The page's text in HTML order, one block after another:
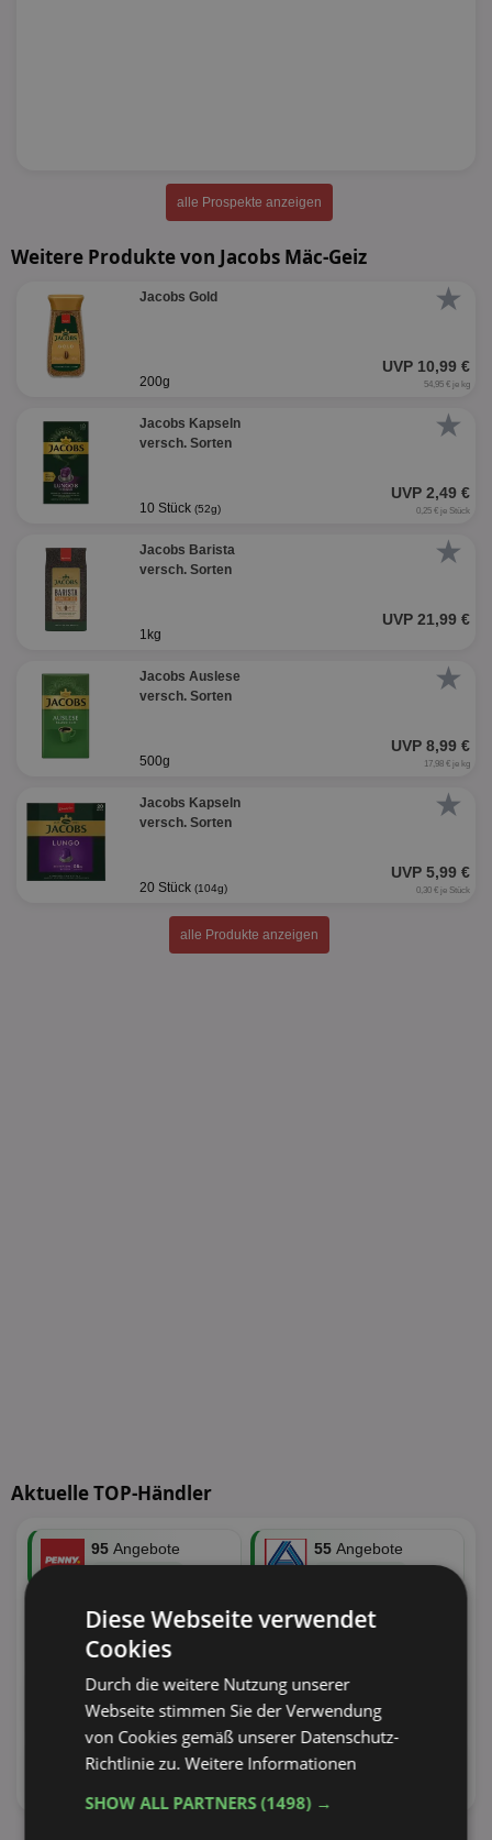
alle Prospekte anzeigen
Weitere Produkte von Jacobs Mäc-Geiz
★
Jacobs Gold
UVP 10,99 €
200g 54,95 € je kg
★
Jacobs Kapseln
versch. Sorten
UVP 2,49 €
10 Stück (52g) 0,25 € je Stück
★
Jacobs Barista
versch. Sorten
UVP 21,99 €
1kg
★
Jacobs Auslese
versch. Sorten
UVP 8,99 €
500g 17,98 € je kg
★
Jacobs Kapseln
versch. Sorten
UVP 5,99 €
20 Stück (104g) 0,30 € je Stück
alle Produkte anzeigen
Aktuelle TOP-Händler
95 Angebote 55 Angebote
100 Angebote
30 Tiefstpreise
110 Angebote
73 Angebote
27 Tiefstpreise
100 Angebote
24 Tiefstpreise
62 Angebote 34 Angebote
Diese Webseite verwendet
Cookies
Durch die weitere Nutzung unserer
Webseite stimmen Sie der Verwendung
von Cookies gemäß unserer Datenschutz-
Richtlinie zu.Weitere Informationen
SHOW ALL PARTNERS(1498) →